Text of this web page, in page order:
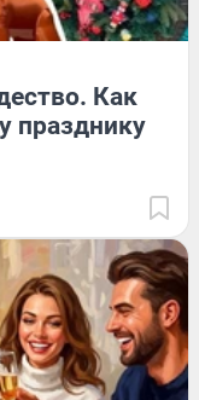
Как
празднику